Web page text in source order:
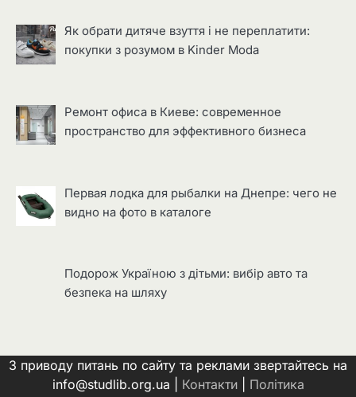
Як обрати дитяче взуття і не переплатити:
покупки з розумом в Kinder Moda
Ремонт офиса в Киеве: современное
пространство для эффективного бизнеса
Первая лодка для рыбалки на Днепре: чего не
видно на фото в каталоге
Подорож Україною з дітьми: вибір авто та
безпека на шляху
З приводу питань по сайту та реклами звертайтесь на
info@studlib.org.ua | Контакти| Політика